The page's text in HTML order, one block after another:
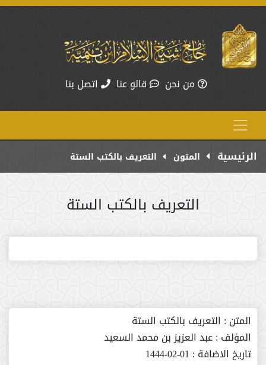
من نحن قالو عنا اتصل بنا
الرئيسية المتون التعريف بالكتب الستة
التعريف بالكتب الستة
المتن : التعريف بالكتب الستة
المؤلف :عبد العزيز بن محمد السعيد
تاريخ الاضافة : 01-02-1444